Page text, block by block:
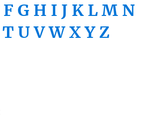
F G H I J K L M N
T U V W X Y Z